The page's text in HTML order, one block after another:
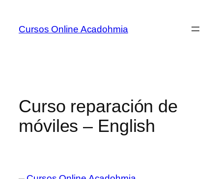
Cursos Online Acadohmia
Curso reparación de
móviles – English